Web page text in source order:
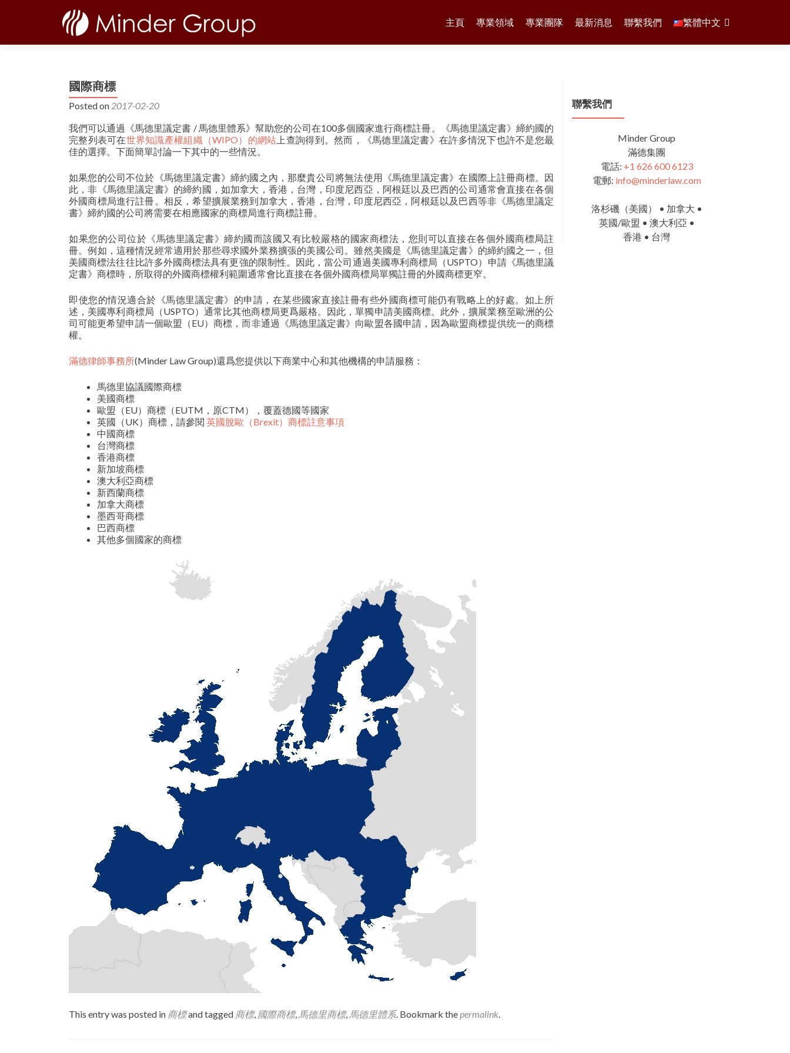
to
主頁 專業領域 專業團隊 最新消息 聯繫我們 繁體中文
國際商標
Posted on 2017-02-20
我們可以通過《馬德里議定書 / 馬德里體系》幫助您的公司在100多個國家進行商標註冊。《馬德里議定書》締約國的
完整列表可在世界知識產權組織（WIPO）的網站 上查詢得到。然而，《馬德里議定書》在許多情況下也許不是您最
佳的選擇。下面簡單討論一下其中的一些情況。
如果您的公司不位於《馬德里議定書》締約國之內，那麼貴公司將無法使用《馬德里議定書》在國際上註冊商標。因
此，非《馬德里議定書》的締約國，如加拿大，香港，台灣，印度尼西亞，阿根廷以及巴西的公司通常會直接在各個
外國商標局進行註冊。相反，希望擴展業務到加拿大，香港，台灣，印度尼西亞，阿根廷以及巴西等非《馬德里議定
書》締約國的公司將需要在相應國家的商標局進行商標註冊。
如果您的公司位於《馬德里議定書》締約國而該國又有比較嚴格的國家商標法，您則可以直接在各個外國商標局註
冊。例如，這種情況經常適用於那些尋求國外業務擴張的美國公司。雖然美國是《馬德里議定書》的締約國之一，但
美國商標法往往比許多外國商標法具有更強的限制性。因此，當公司通過美國專利商標局（USPTO）申請《馬德里議
定書》商標時，所取得的外國商標權利範圍通常會比直接在各個外國商標局單獨註冊的外國商標更窄。
即使您的情況適合於《馬德里議定書》的申請，在某些國家直接註冊有些外國商標可能仍有戰略上的好處。如上所
述，美國專利商標局（USPTO）通常比其他商標局更爲嚴格。因此，單獨申請美國商標。此外，擴展業務至歐洲的公
司可能更希望申請一個歐盟（EU）商標，而非通過《馬德里議定書》向歐盟各國申請，因為歐盟商標提供统一的商標
權。
滿德律師事務所(Minder Law Group)還爲您提供以下商業中心和其他機構的申請服務：
馬德里協議國際商標
美國商標
歐盟（EU）商標（EUTM，原CTM），覆蓋德國等國家
英國（UK）商標，請參閱 英國脫歐（Brexit）商標註意事項
中國商標
台灣商標
香港商標
新加坡商標
澳大利亞商標
新西蘭商標
加拿大商標
墨西哥商標
巴西商標
其他多個國家的商標
This entry was posted in 商標and tagged 商標, 國際商標, 馬德里商標, 馬德里體系. Bookmark thepermalink.
聯繫我們
Minder Group
滿德集團
電話: +1 626 600 6123
電郵: info@minderlaw.com
洛杉磯（美國） • 加拿大 •
英國/歐盟 • 澳大利亞 •
香港 • 台灣